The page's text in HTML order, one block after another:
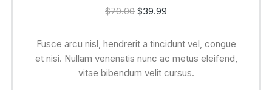
$70.00 $39.99
Fusce arcu nisl, hendrerit a tincidunt vel, congue
et nisi. Nullam venenatis nunc ac metus eleifend,
vitae bibendum velit cursus.